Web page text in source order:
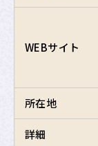
WEBサイト
所在地
詳細
サイトマップ
サイトポリシー